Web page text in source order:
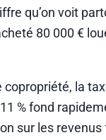
qu’on voit
80 000 €
copropriété, la
% fond
sur les